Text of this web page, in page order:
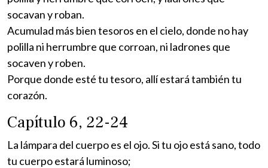
socavan y roban.
Acumulad más bien tesoros en el cielo, donde no hay
polilla ni herrumbre que corroan, ni ladrones que
socaven y roben.
Porque donde esté tu tesoro, allí estará también tu
corazón.
Capítulo 6, 22-24
La lámpara del cuerpo es el ojo. Si tu ojo está sano, todo
tu cuerpo estará luminoso;